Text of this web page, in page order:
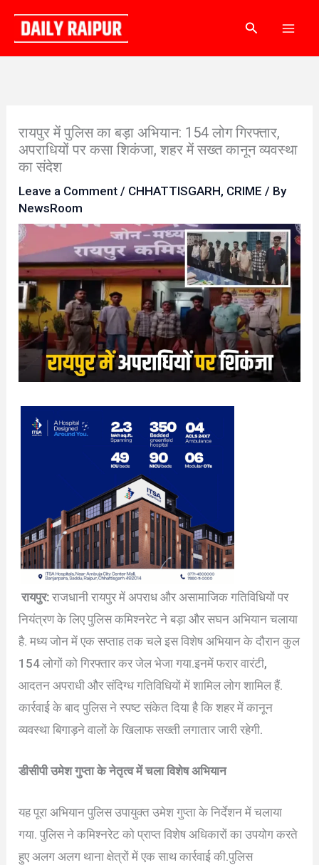
content
Search
रायपुर में पुलिस का बड़ा अभियान: 154 लोग गिरफ्तार,
अपराधियों पर कसा शिकंजा, शहर में सख्त कानून व्यवस्था
का संदेश
Leave a Comment / CHHATTISGARH, CRIME / By
NewsRoom
रायपुर:राजधानी रायपुर में अपराध और असामाजिक गतिविधियों पर
नियंत्रण के लिए पुलिस कमिश्नरेट ने बड़ा और सघन अभियान चलाया
है. मध्य जोन में एक सप्ताह तक चले इस विशेष अभियान के दौरान कुल
154 लोगों को गिरफ्तार कर जेल भेजा गया.इनमें फरार वारंटी,
आदतन अपराधी और संदिग्ध गतिविधियों में शामिल लोग शामिल हैं.
कार्रवाई के बाद पुलिस ने स्पष्ट संकेत दिया है कि शहर में कानून
व्यवस्था बिगाड़ने वालों के खिलाफ सख्ती लगातार जारी रहेगी.
डीसीपी उमेश गुप्ता के नेतृत्व में चला विशेष अभियान
यह पूरा अभियान पुलिस उपायुक्त उमेश गुप्ता के निर्देशन में चलाया
गया. पुलिस ने कमिश्नरेट को प्राप्त विशेष अधिकारों का उपयोग करते
हुए अलग अलग थाना क्षेत्रों में एक साथ कार्रवाई की.पुलिस